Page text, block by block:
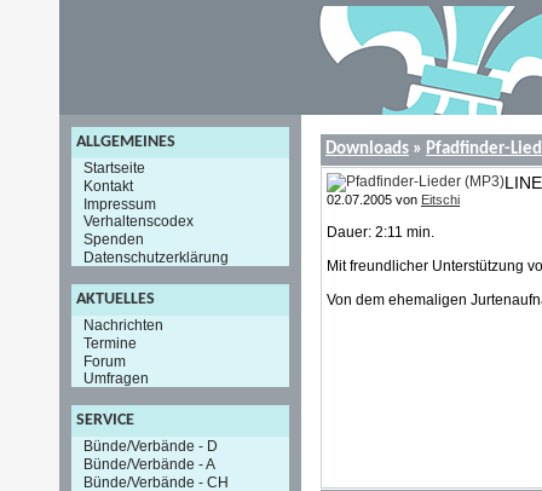
ALLGEMEINES
Startseite
Kontakt
Impressum
Verhaltenscodex
Spenden
Datenschutzerklärung
AKTUELLES
Nachrichten
Termine
Forum
Umfragen
SERVICE
Bünde/Verbände - D
Bünde/Verbände - A
Bünde/Verbände - CH
Downloads » Pfadfinder-
02.07.2005 von Eitschi
Dauer: 2:11 min.
Mit freundlicher Unterstützung
Von dem ehemaligen